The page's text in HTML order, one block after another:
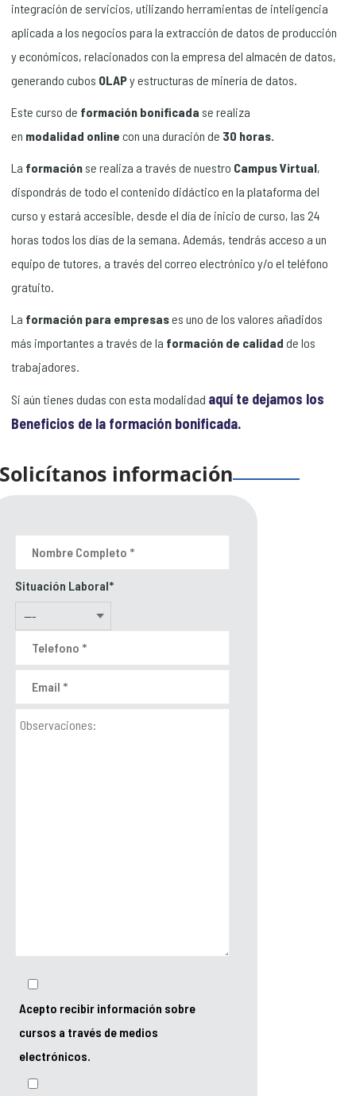
integración de servicios, utilizando herramientas de inteligencia
aplicada a los negocios para la extracción de datos de producción
y económicos, relacionados con la empresa del almacén de datos,
generando cubos OLAPy estructuras de minería de datos.
Este curso de formación bonificada se realiza
en modalidad online con una duración de 30 horas.
La formación se realiza a través de nuestro Campus Virtual,
dispondrás de todo el contenido didáctico en la plataforma del
curso y estará accesible, desde el día de inicio de curso, las 24
horas todos los días de la semana. Además, tendrás acceso a un
equipo de tutores, a través del correo electrónico y/o el teléfono
gratuito.
La formación para empresases uno de los valores añadidos
más importantes a través de la formación de calidad de los
trabajadores.
Si aún tienes dudas con esta modalidad aquí te dejamos los
Beneficios de la formación bonificada.
Solicítanos información
Situación Laboral*
Acepto recibir información sobre
cursos a través de medios
electrónicos.